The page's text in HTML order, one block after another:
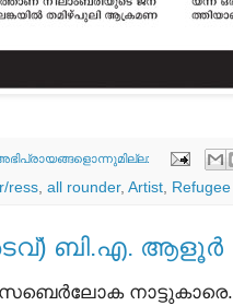
ress, all rounder, Artist, Refugee
ബി.എ. ആളൂര്‍